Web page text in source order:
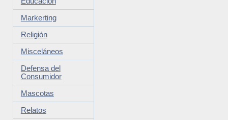
Markerting
Religión
Misceláneos
Defensa del
Consumidor
Mascotas
Relatos